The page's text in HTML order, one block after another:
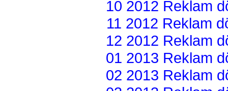
10 2012 Reklam
11 2012 Reklam
12 2012 Reklam
01 2013 Reklam
02 2013 Reklam